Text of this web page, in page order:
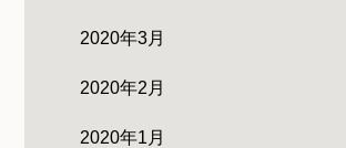
2020年3月
2020年2月
2020年1月